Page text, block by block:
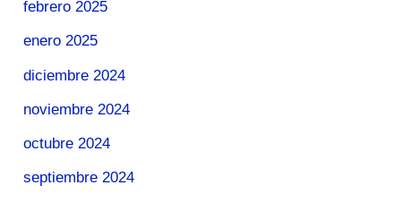
febrero 2025
enero 2025
diciembre 2024
noviembre 2024
octubre 2024
septiembre 2024